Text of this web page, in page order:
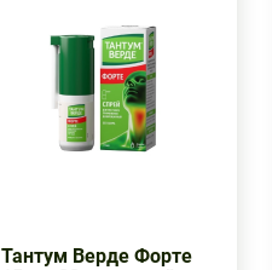
Тантум Верде Форте